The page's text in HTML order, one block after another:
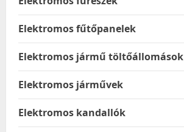
Elektromos fűtőpanelek
Elektromos jármű töltőállomások
Elektromos járművek
Elektromos kandallók